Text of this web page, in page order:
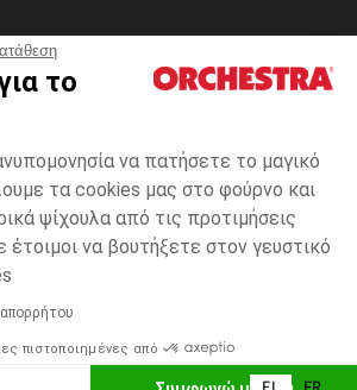
το
να πατήσετε το μαγικό
τα cookies μας στο φούρνο και
ψίχουλα από τις προτιμήσεις
έτοιμοι να βουτήξετε στον γευστικό
πιστοποιημένες από
23
πληρωμής με
ΣΤΟ ΚΑΛΆΘΙ
Γενικοί 'Οροι Πώλησης
*Εμπορικες προσφορες
Προσωπικά δεδομένα
Διαχείρηση των cookies
μη συμμορφούμενη
στον κωδικά δεοντολογίας και στο σύστημα
Ομοσπονδίας Ηλεκτρονικού Εμπορίου.